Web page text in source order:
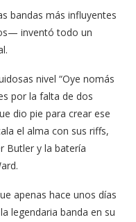
bandas más influyentes
inventó todo un
nivel “Oye nomás
por la falta de dos
dio pie para crear ese
el alma con sus riffs,
Butler y la batería
apenas hace unos días
legendaria banda en su